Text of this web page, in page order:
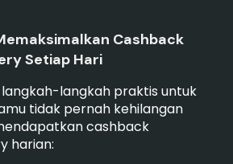
Cashback
Setiap Hari
langkah praktis untuk
tidak pernah kehilangan
cashback
harian: